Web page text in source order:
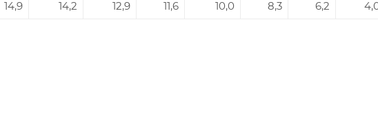
14,9 14,2 12,9 11,6 10,0 8,3 6,2